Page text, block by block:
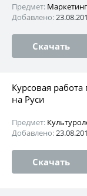
Предмет: Маркетинг
Добавлено:
Скачать
Курсовая
на Руси
Предмет:
Добавлено:
Скачать